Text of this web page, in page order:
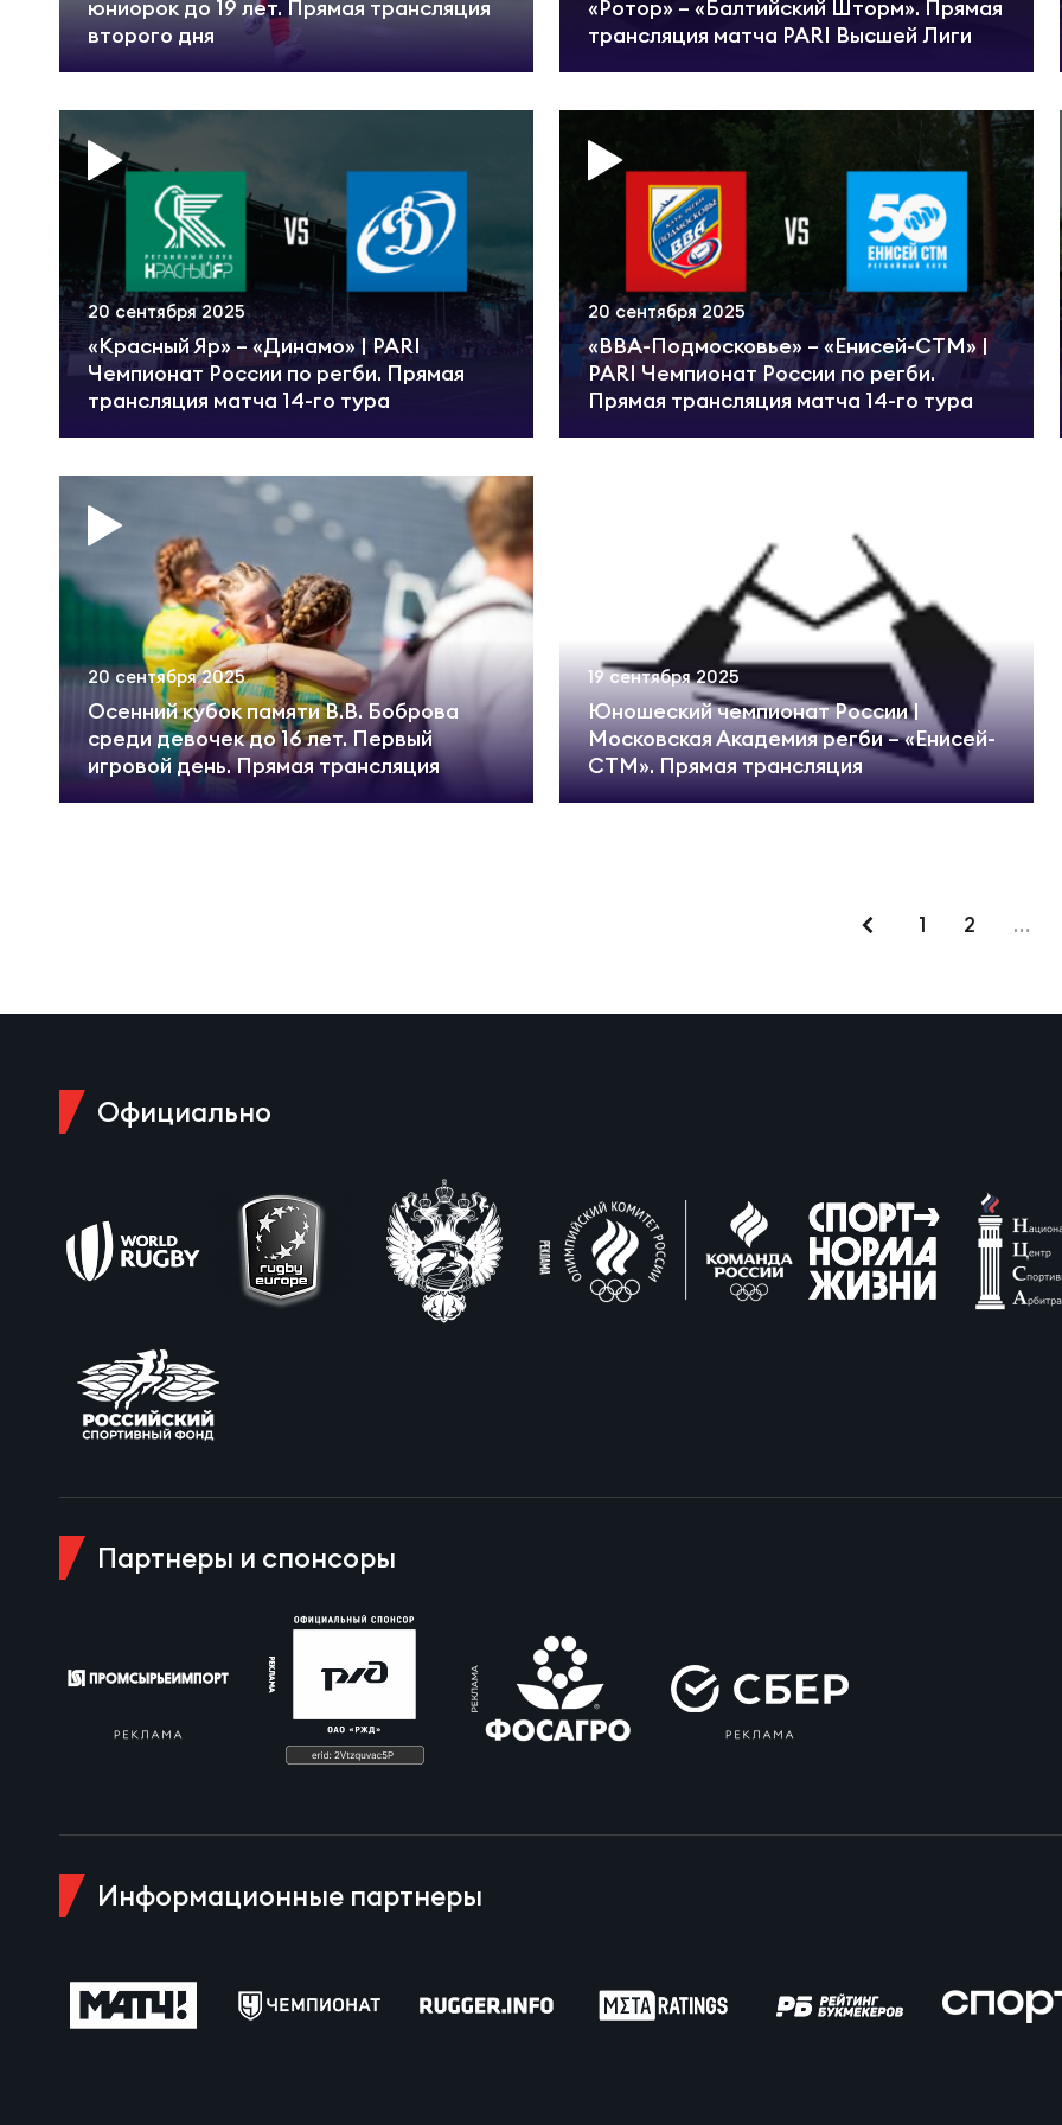
Первенство России U20 по регби-7
Первенство России U19
Первенство России U19 по регби-7
Первенство России U18 по регби-7
Первенство России U17
Всероссийские соревнования U16
Всероссийские соревнования U15
Кубок России по пляжному регби. Мужчины
Кубок России по пляжному регби. Женщины
Кубок России по регби на снегу. Женщины
ОФИЦИАЛЬНО
Айдентика
Документы
Правила регби
Антикоррупционная политика
юниорок до 19 лет. Прямая трансляция
второго дня
«Ротор» – «Балтийский Шторм». Прямая
трансляция матча PARI Высшей Лиги
«Красный Яр» – «Динамо» | PARI
Чемпионат России по регби. Прямая
трансляция матча 14-го тура
20 сентября 2025
«ВВА-Подмосковье» – «Енисей-СТМ» |
PARI Чемпионат России по регби.
Прямая трансляция матча 14-го тура
20 сентября 2025
Осенний кубок памяти В.В. Боброва
среди девочек до 16 лет. Первый
игровой день. Прямая трансляция
20 сентября 2025
Юношеский чемпионат России |
Московская Академия регби – «Енисей-
СТМ». Прямая трансляция
19 сентября 2025
1 2 …
Официально
Партнеры и спонсоры
Информационные партнеры